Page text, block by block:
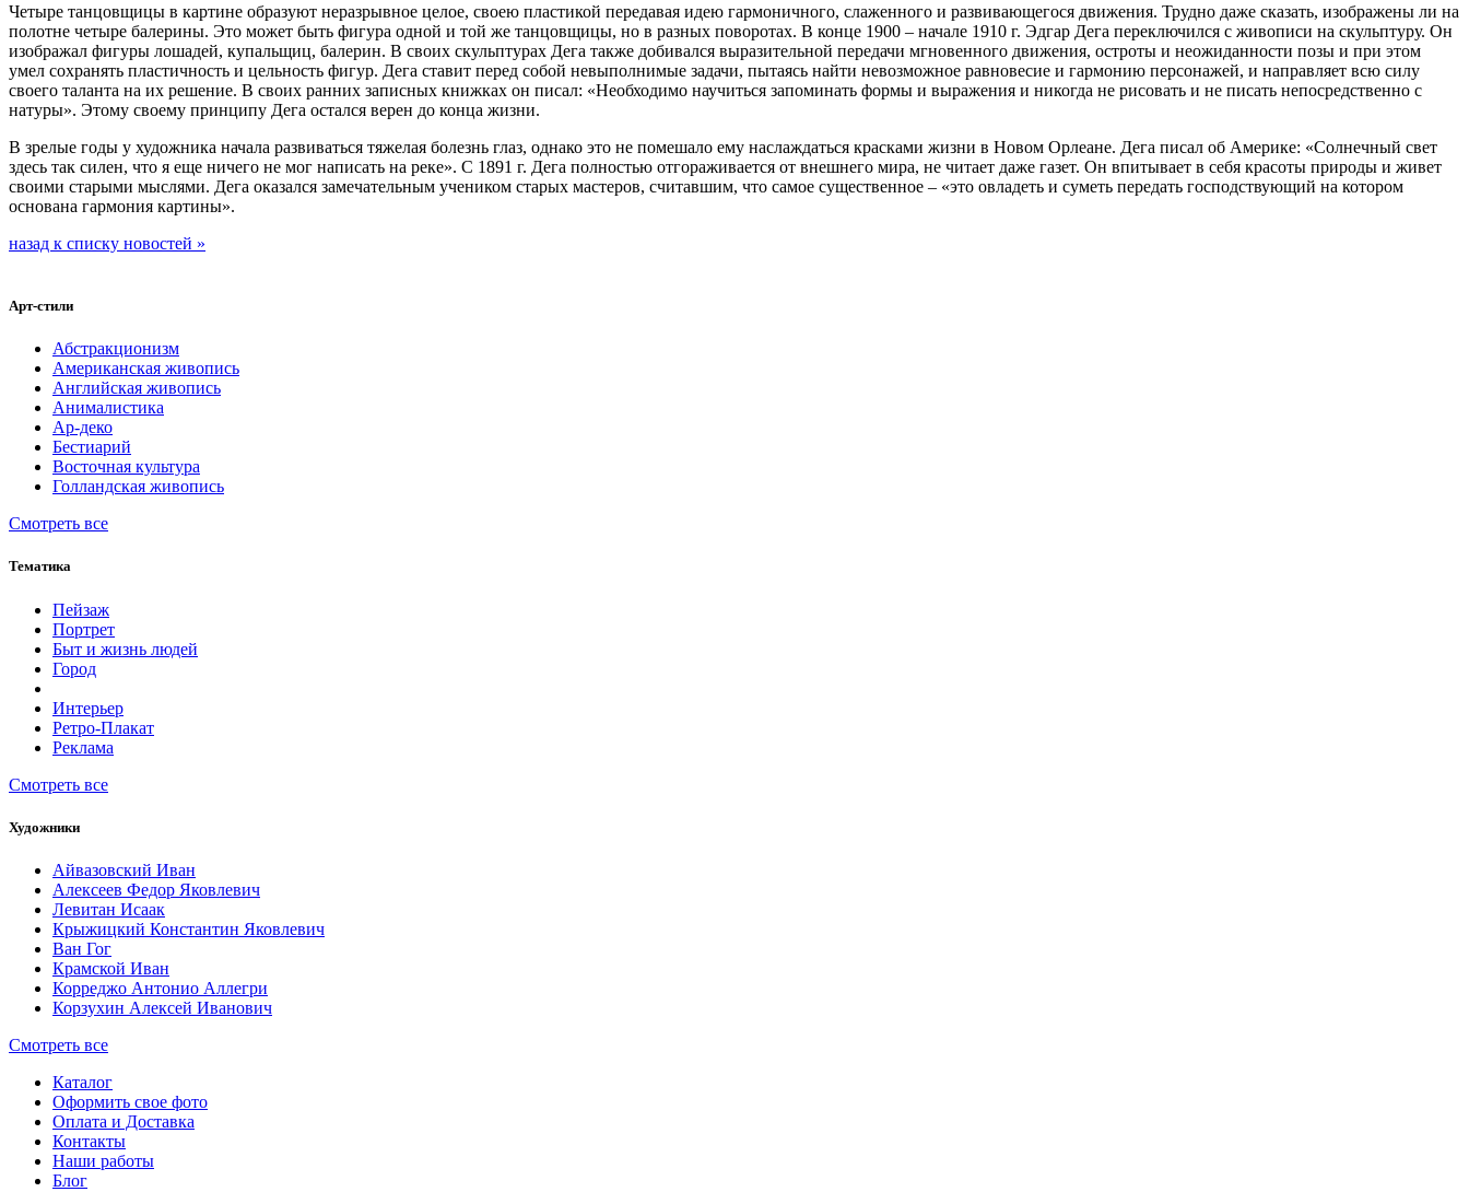
Четыре танцовщицы в картине образуют неразрывное целое, своею пластикой передавая идею гармоничного, слаженного и развивающегося движения. Трудно даже сказать, изображены ли на
полотне четыре балерины. Это может быть фигура одной и той же танцовщицы, но в разных поворотах. В конце 1900 – начале 1910 г. Эдгар Дега переключился с живописи на скульптуру. Он
изображал фигуры лошадей, купальщиц, балерин. В своих скульптурах Дега также добивался выразительной передачи мгновенного движения, остроты и неожиданности позы и при этом
умел сохранять пластичность и цельность фигур. Дега ставит перед собой невыполнимые задачи, пытаясь найти невозможное равновесие и гармонию персонажей, и направляет всю силу
своего таланта на их решение. В своих ранних записных книжках он писал: «Необходимо научиться запоминать формы и выражения и никогда не рисовать и не писать непосредственно с
натуры». Этому своему принципу Дега остался верен до конца жизни.
В зрелые годы у художника начала развиваться тяжелая болезнь глаз, однако это не помешало ему наслаждаться красками жизни в Новом Орлеане. Дега писал об Америке: «Солнечный свет
здесь так силен, что я еще ничего не мог написать на реке». С 1891 г. Дега полностью отгораживается от внешнего мира, не читает даже газет. Он впитывает в себя красоты природы и живет
своими старыми мыслями. Дега оказался замечательным учеником старых мастеров, считавшим, что самое существенное – «это овладеть и суметь передать господствующий на котором
основана гармония картины».
назад к списку новостей »
Арт-стили
Абстракционизм
Американская живопись
Английская живопись
Анималистика
Ар-деко
Бестиарий
Восточная культура
Голландская живопись
Смотреть все
Тематика
Пейзаж
Портрет
Быт и жизнь людей
Город
Интерьер
Ретро-Плакат
Реклама
Смотреть все
Художники
Айвазовский Иван
Алексеев Федор Яковлевич
Левитан Исаак
Крыжицкий Константин Яковлевич
Ван Гог
Крамской Иван
Корреджо Антонио Аллегри
Корзухин Алексей Иванович
Смотреть все
Каталог
Оформить свое фото
Оплата и Доставка
Контакты
Наши работы
Блог